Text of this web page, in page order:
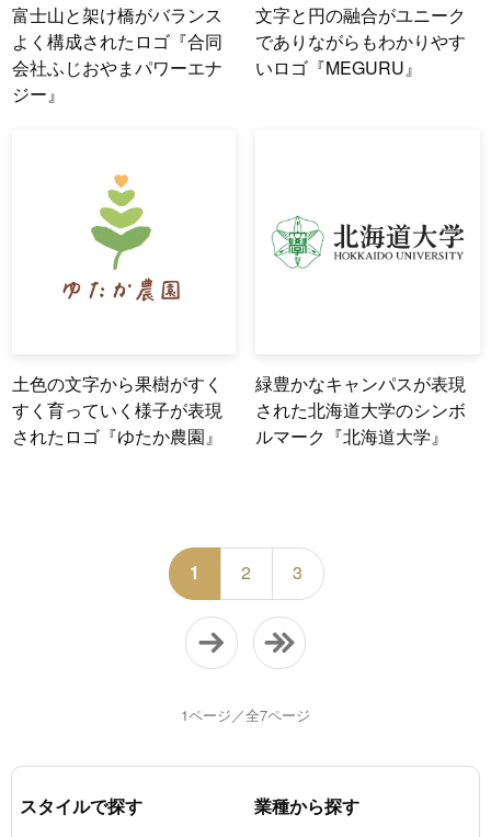
富士山と架け橋がバランス
よく構成されたロゴ『合同
会社ふじおやまパワーエナ
ジー』
文字と円の融合がユニーク
でありながらもわかりやす
いロゴ『MEGURU』
土色の文字から果樹がすく
すく育っていく様子が表現
されたロゴ『ゆたか農園』
緑豊かなキャンパスが表現
された北海道大学のシンボ
ルマーク『北海道大学』
1 2 3
1ページ／全7ページ
スタイルで探す 業種から探す